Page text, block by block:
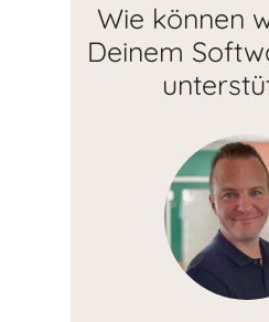
Wie können
Deinem